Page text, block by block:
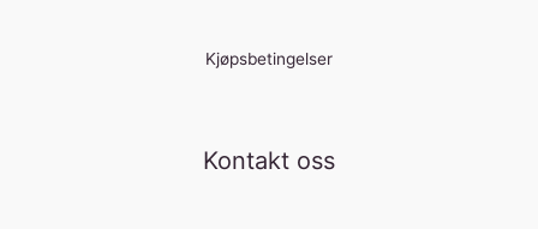
Kjøpsbetingelser
Kontakt oss